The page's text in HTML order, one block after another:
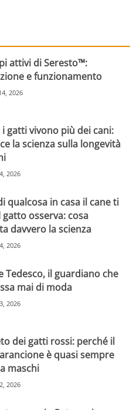
attivi di Seresto™:
e funzionamento
2026
i gatti vivono più dei cani:
la scienza sulla longevità
2026
qualcosa in casa il cane ti
gatto osserva: cosa
davvero la scienza
2026
Tedesco, il guardiano che
mai di moda
2026
dei gatti rossi: perché il
è quasi sempre
maschi
2026